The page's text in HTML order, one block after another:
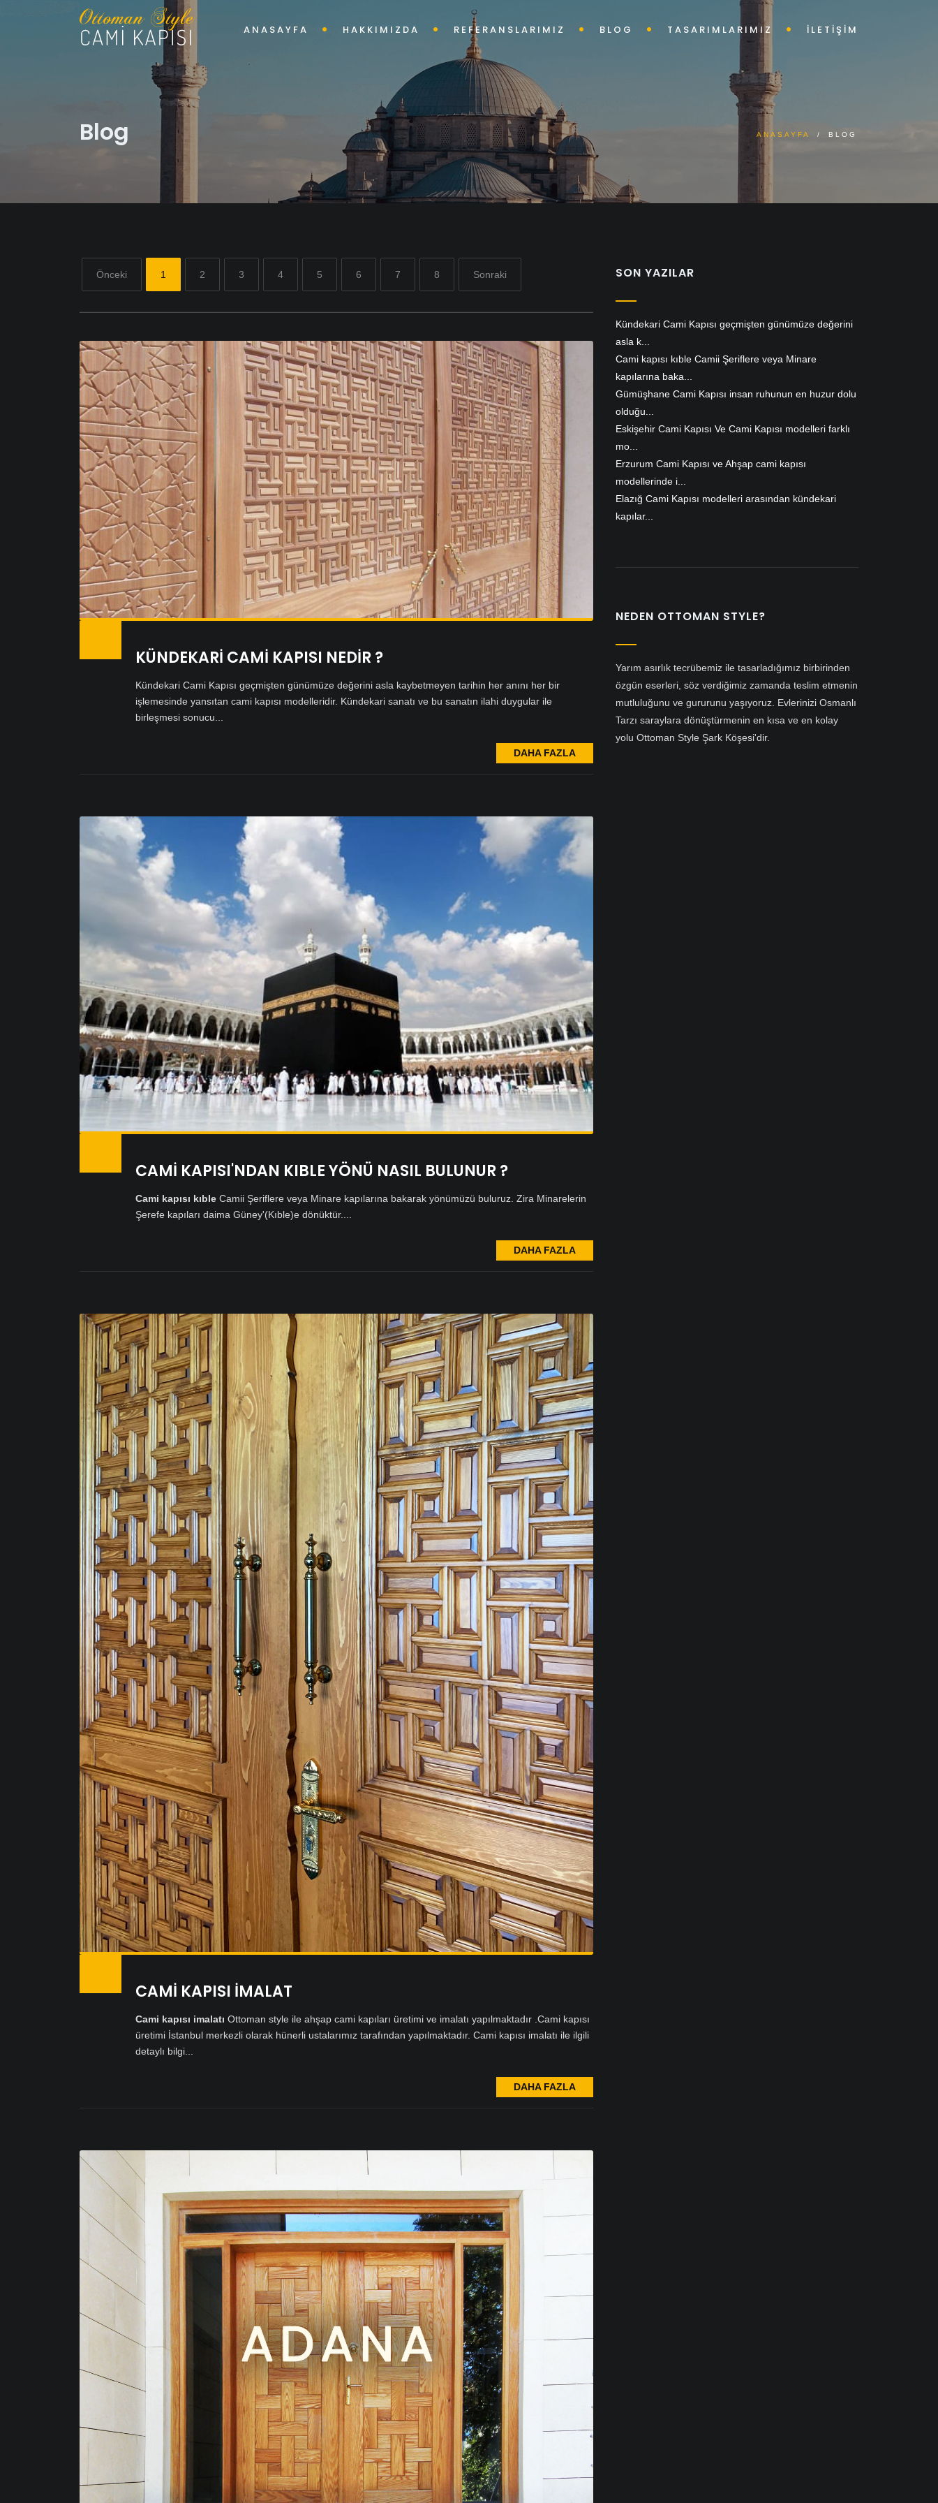
ANASAYFA HAKKIMIZDA REFERANSLARIMIZ BLOG TASARIMLARIMIZ İLETİŞİM
Blog ANASAYFA / BLOG
Önceki 1 2 3 4 5 6 7 8 Sonraki
KÜNDEKARİ CAMİ KAPISI NEDİR ?
Kündekari Cami Kapısı geçmişten günümüze değerini asla kaybetmeyen tarihin her anını her bir
işlemesinde yansıtan cami kapısı modelleridir. Kündekari sanatı ve bu sanatın ilahi duygular ile
birleşmesi sonucu...
DAHA FAZLA
CAMİ KAPISI'NDAN KIBLE YÖNÜ NASIL BULUNUR ?
Cami kapısı kıble Camii Şeriflere veya Minare kapılarına bakarak yönümüzü buluruz. Zira Minarelerin
Şerefe kapıları daima Güney'(Kıble)e dönüktür....
DAHA FAZLA
CAMİ KAPISI İMALAT
Cami kapısı imalatı Ottoman style ile ahşap cami kapıları üretimi ve imalatı yapılmaktadır .Cami kapısı
üretimi İstanbul merkezli olarak hünerli ustalarımız tarafından yapılmaktadır. Cami kapısı imalatı ile ilgili
detaylı bilgi...
DAHA FAZLA
SON YAZILAR
Kündekari Cami Kapısı geçmişten günümüze değerini
asla k...
Cami kapısı kıble Camii Şeriflere veya Minare
kapılarına baka...
Gümüşhane Cami Kapısı insan ruhunun en huzur dolu
olduğu...
Eskişehir Cami Kapısı Ve Cami Kapısı modelleri farklı
mo...
Erzurum Cami Kapısı ve Ahşap cami kapısı
modellerinde i...
Elazığ Cami Kapısı modelleri arasından kündekari
kapılar...
NEDEN OTTOMAN STYLE?
Yarım asırlık tecrübemiz ile tasarladığımız birbirinden
özgün eserleri, söz verdiğimiz zamanda teslim etmenin
mutluluğunu ve gururunu yaşıyoruz. Evlerinizi Osmanlı
Tarzı saraylara dönüştürmenin en kısa ve en kolay
yolu Ottoman Style Şark Köşesi'dir.